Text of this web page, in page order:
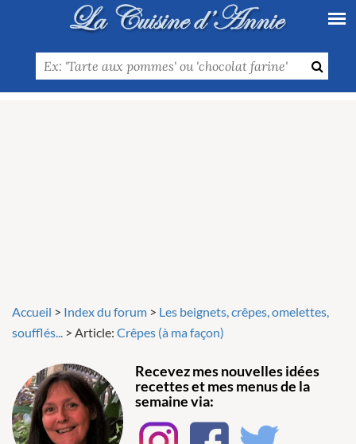
Accueil > Index du forum > Les beignets, crêpes, omelettes,
soufflés... > Article: Crêpes (à ma façon)
Recevez mes nouvelles idées
recettes et mes menus de la
semaine via: